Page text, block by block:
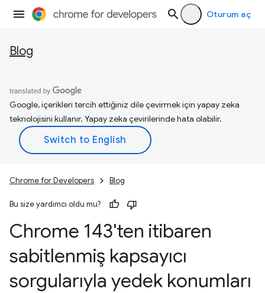
Oturum aç
Blog
Google, içerikleri tercih ettiğiniz dile çevirmek için yapay zeka
teknolojisini kullanır. Yapay zeka çevirilerinde hata olabilir.
Chrome for Developers Blog
Bu size yardımcı oldu mu?
Chrome 143'ten itibaren
sabitlenmiş kapsayıcı
sorgularıyla yedek konumları